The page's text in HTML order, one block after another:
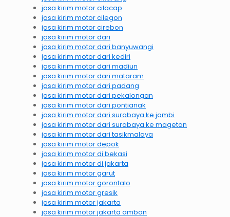
jasa kirim motor cilacap
jasa kirim motor cilegon
jasa kirim motor cirebon
jasa kirim motor dari
jasa kirim motor dari banyuwangi
jasa kirim motor dari kediri
jasa kirim motor dari madiun
jasa kirim motor dari mataram
jasa kirim motor dari padang
jasa kirim motor dari pekalongan
jasa kirim motor dari pontianak
jasa kirim motor dari surabaya ke jambi
jasa kirim motor dari surabaya ke magetan
jasa kirim motor dari tasikmalaya
jasa kirim motor depok
jasa kirim motor di bekasi
jasa kirim motor di jakarta
jasa kirim motor garut
jasa kirim motor gorontalo
jasa kirim motor gresik
jasa kirim motor jakarta
jasa kirim motor jakarta ambon